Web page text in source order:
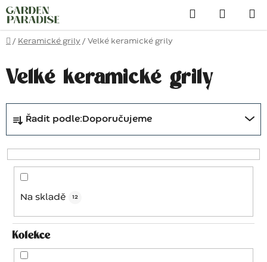
Přejít
na
obsah
Hledat
Domů
/ Keramické grily / Velké keramické grily
Velké keramické grily
a
e
o
d
Řadit podle: Doporučujeme
Na skladě 12
Kolekce